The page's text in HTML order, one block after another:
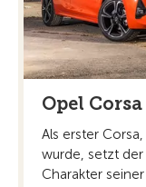
Opel
Als erster
wurde, setzt
Charakter